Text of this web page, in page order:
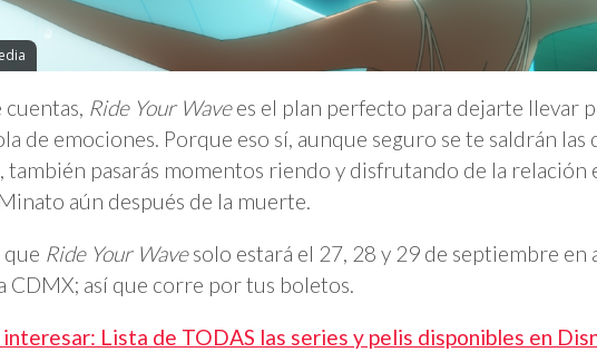
Ride Your Wavees el plan perfecto para dejarte llevar
de emociones. Porque eso sí, aunque seguro se te saldrán las
también pasarás momentos riendo y disfrutando de la relación
aún después de la muerte.
que Ride Your Wavesolo estará el 27, 28 y 29 de septiembre en
CDMX; así que corre por tus boletos.
interesar: Lista de TODAS las series y pelis disponibles en